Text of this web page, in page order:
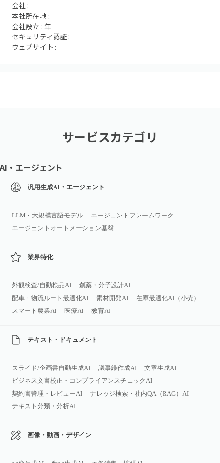
会社 :
本社所在地 :
会社設立 : 年
セキュリティ認証 :
ウェブサイト :
サービスカテゴリ
AI・エージェント
汎用生成AI・エージェント
LLM・大規模言語モデル
エージェントフレームワーク
エージェントオートメーション基盤
業界特化
外観検査/自動検品AI
創薬・分子設計AI
配車・物流ルート最適化AI
素材開発AI
在庫最適化AI（小売）
スマート農業AI
医療AI 教育AI
テキスト・ドキュメント
スライド/企画書自動生成AI 議事録作成AI
文章生成AI
ビジネス文書校正・コンプライアンスチェックAI
契約書管理・レビューAI
ナレッジ検索・社内QA（RAG）AI
テキスト分類・分析AI
画像・動画・デザイン